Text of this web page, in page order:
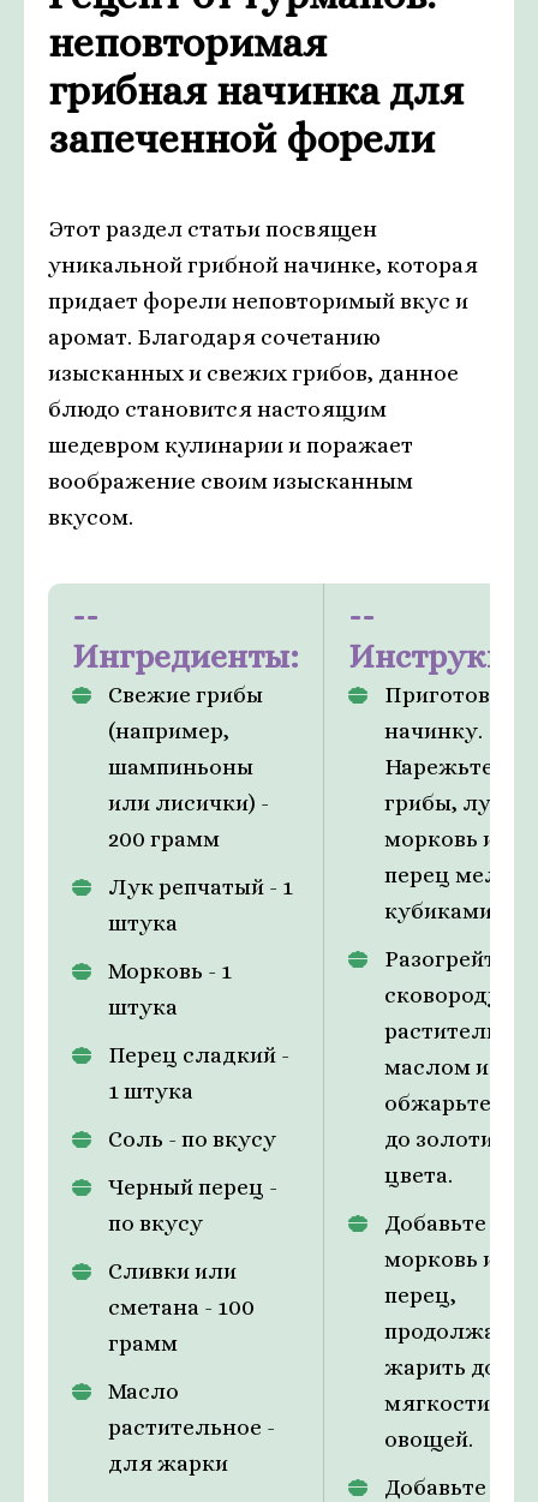
неповторимая
грибная начинка для
запеченной форели
Этот раздел статьи посвящен
уникальной грибной начинке, которая
придает форели неповторимый вкус и
аромат. Благодаря сочетанию
изысканных и свежих грибов, данное
блюдо становится настоящим
шедевром кулинарии и поражает
воображение своим изысканным
вкусом.
Ингредиенты:
Свежие грибы
(например,
шампиньоны
или лисички) -
200 грамм
Лук репчатый - 1
штукa
Морковь - 1
штукa
Перец сладкий -
1 штукa
Соль - по вкусу
Черный перец -
по вкусу
Сливки или
сметана - 100
грамм
Масло
растительное -
для жарки
Приготовьте
начинку.
Нарежьте
грибы, лук,
морковь и
перец
кубиками.
Разогрейте
сковороду с
маслом и
обжарьте лук
до
цвета.
Добавьте
морковь и
перец,
продолжайте
жарить до
мягкости
овощей.
Добавьте